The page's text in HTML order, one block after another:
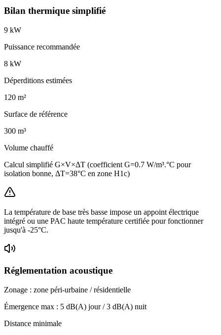
Bilan thermique simplifié
9 kW
Puissance recommandée
8 kW
Déperditions estimées
120 m²
Surface de référence
300 m³
Volume chauffé
Calcul simplifié G×V×ΔT (coefficient G=0.7 W/m³.°C pour
isolation bonne, ΔT=38°C en zone H1c)
La température de base très basse impose un appoint électrique
intégré ou une PAC haute température certifiée pour fonctionner
jusqu'à -25°C.
Réglementation acoustique
Zonage : zone péri-urbaine / résidentielle
Émergence max : 5 dB(A) jour /3 dB(A) nuit
Distance minimale